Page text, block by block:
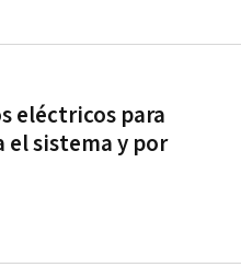
eléctricos para
sistema y por